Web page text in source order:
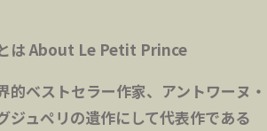
は About Le Petit Prince
的ベストセラー作家、アントワーヌ・
ジュペリの遺作にして代表作である